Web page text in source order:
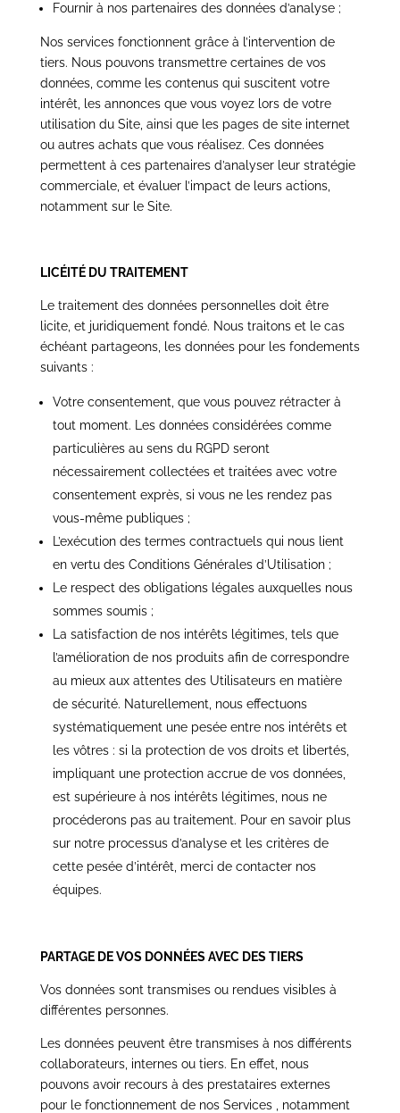
Fournir à nos partenaires des données d’analyse ;
Nos services fonctionnent grâce à l’intervention de
tiers. Nous pouvons transmettre certaines de vos
données, comme les contenus qui suscitent votre
intérêt, les annonces que vous voyez lors de votre
utilisation du Site, ainsi que les pages de site internet
ou autres achats que vous réalisez. Ces données
permettent à ces partenaires d’analyser leur stratégie
commerciale, et évaluer l’impact de leurs actions,
notamment sur le Site.
LICÉITÉ DU TRAITEMENT
Le traitement des données personnelles doit être
licite, et juridiquement fondé. Nous traitons et le cas
échéant partageons, les données pour les fondements
suivants :
Votre consentement, que vous pouvez rétracter à
tout moment. Les données considérées comme
particulières au sens du RGPD seront
nécessairement collectées et traitées avec votre
consentement exprès, si vous ne les rendez pas
vous-même publiques ;
L’exécution des termes contractuels qui nous lient
en vertu des Conditions Générales d’Utilisation ;
Le respect des obligations légales auxquelles nous
sommes soumis ;
La satisfaction de nos intérêts légitimes, tels que
l’amélioration de nos produits afin de correspondre
au mieux aux attentes des Utilisateurs en matière
de sécurité. Naturellement, nous effectuons
systématiquement une pesée entre nos intérêts et
les vôtres : si la protection de vos droits et libertés,
impliquant une protection accrue de vos données,
est supérieure à nos intérêts légitimes, nous ne
procéderons pas au traitement. Pour en savoir plus
sur notre processus d’analyse et les critères de
cette pesée d’intérêt, merci de contacter nos
équipes.
PARTAGE DE VOS DONNÉES AVEC DES TIERS
Vos données sont transmises ou rendues visibles à
différentes personnes.
Les données peuvent être transmises à nos différents
collaborateurs, internes ou tiers. En effet, nous
pouvons avoir recours à des prestataires externes
pour le fonctionnement de nos Services
, notamment